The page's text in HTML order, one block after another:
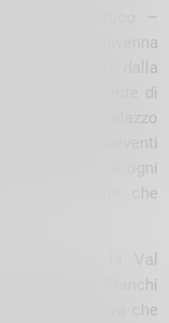
Turistico –
di Chiavenna
è spinto dalla
ci consente di
conoscere Palazzo
stagione di eventi
diversi, di ogni
che
idealmente la Val
Vertemate Franchi
iniziativa che